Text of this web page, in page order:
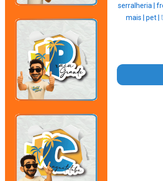
serralheria |
mais | pet |